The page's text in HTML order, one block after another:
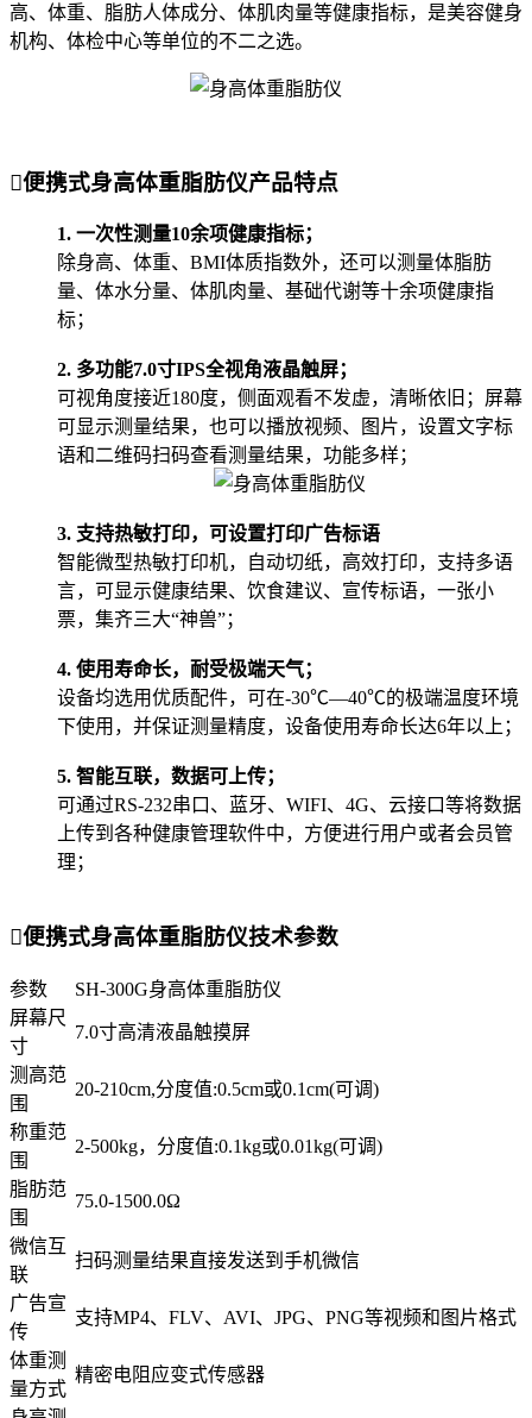
高、体重、脂肪人体成分、体肌肉量等健康指标，是美容健身
机构、体检中心等单位的不二之选。
便携式身高体重脂肪仪产品特点
1. 一次性测量10余项健康指标；
除身高、体重、BMI体质指数外，还可以测量体脂肪
量、体水分量、体肌肉量、基础代谢等十余项健康指
标；
2. 多功能7.0寸IPS全视角液晶触屏；
可视角度接近180度，侧面观看不发虚，清晰依旧；屏幕
可显示测量结果，也可以播放视频、图片，设置文字标
语和二维码扫码查看测量结果，功能多样；
3. 支持热敏打印，可设置打印广告标语
智能微型热敏打印机，自动切纸，高效打印，支持多语
言，可显示健康结果、饮食建议、宣传标语，一张小
票，集齐三大“神兽”；
4. 使用寿命长，耐受极端天气；
设备均选用优质配件，可在-30℃—40℃的极端温度环境
下使用，并保证测量精度，设备使用寿命长达6年以上；
5. 智能互联，数据可上传；
可通过RS-232串口、蓝牙、WIFI、4G、云接口等将数据
上传到各种健康管理软件中，方便进行用户或者会员管
理；
便携式身高体重脂肪仪技术参数
参数
SH-300G身高体重脂肪仪
屏幕尺
寸
7.0寸高清液晶触摸屏
测高范
围
20-210cm,分度值:0.5cm或0.1cm(可调)
称重范
围
2-500kg，分度值:0.1kg或0.01kg(可调)
脂肪范
围
75.0-1500.0Ω
微信互
联
扫码测量结果直接发送到手机微信
广告宣
传
支持MP4、FLV、AVI、JPG、PNG等视频和图片格式
体重测
量方式
精密电阻应变式传感器